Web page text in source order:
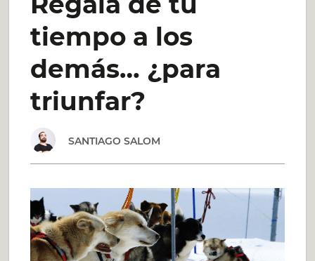
DESARROLLAR
HÁBITO
POCO
TIEMPO
tiempo a los
demás… ¿para
triunfar?
SANTIAGO SALOM